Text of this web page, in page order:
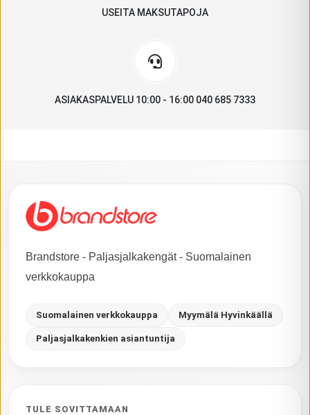
USEITA MAKSUTAPOJA
ASIAKASPALVELU 10:00 - 16:00 040 685 7333
Brandstore - Paljasjalkakengät - Suomalainen
verkkokauppa
Suomalainen verkkokauppa Myymälä Hyvinkäällä
Paljasjalkakenkien asiantuntija
TULE SOVITTAMAAN